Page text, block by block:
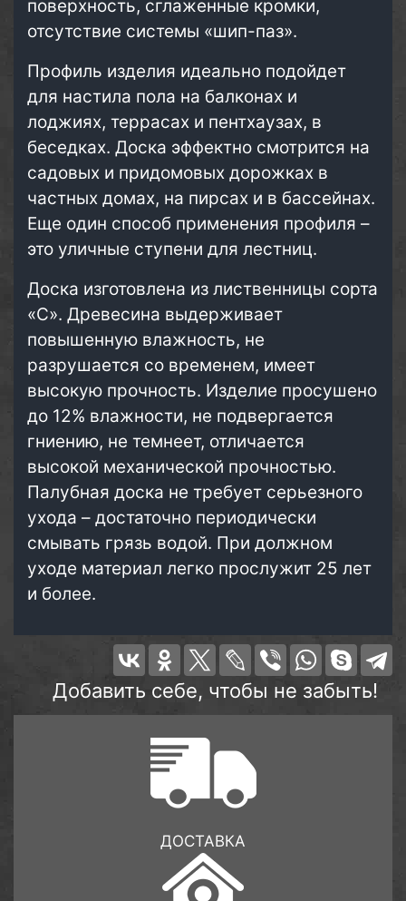
поверхность, сглаженные кромки,
отсутствие системы «шип-паз».
Профиль изделия идеально подойдет
для настила пола на балконах и
лоджиях, террасах и пентхаузах, в
беседках. Доска эффектно смотрится на
садовых и придомовых дорожках в
частных домах, на пирсах и в бассейнах.
Еще один способ применения профиля –
это уличные ступени для лестниц.
Доска изготовлена из лиственницы сорта
«С». Древесина выдерживает
повышенную влажность, не
разрушается со временем, имеет
высокую прочность. Изделие просушено
до 12% влажности, не подвергается
гниению, не темнеет, отличается
высокой механической прочностью.
Палубная доска не требует серьезного
ухода – достаточно периодически
смывать грязь водой. При должном
уходе материал легко прослужит 25 лет
и более.
Добавить себе, чтобы не забыть!
ДОСТАВКА